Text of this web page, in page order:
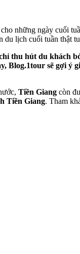
những ngày cuối
du lịch cuối tuần thật
thu hút du
Blog.1tour sẽ gợi
Tiền Giang còn
Tiền Giang. Tham